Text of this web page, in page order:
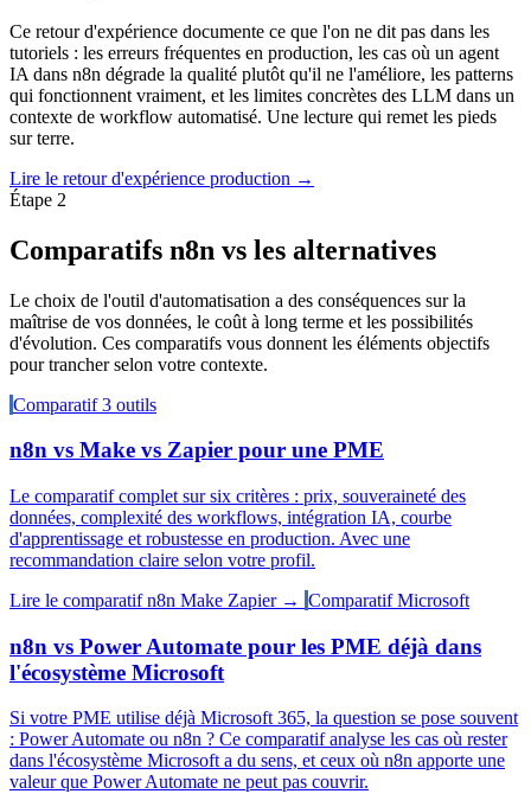
Ce retour d'expérience documente ce que l'on ne dit pas dans les
tutoriels : les erreurs fréquentes en production, les cas où un agent
IA dans n8n dégrade la qualité plutôt qu'il ne l'améliore, les patterns
qui fonctionnent vraiment, et les limites concrètes des LLM dans un
contexte de workflow automatisé. Une lecture qui remet les pieds
sur terre.
Lire le retour d'expérience production →
Étape 2
Comparatifs n8n vs les alternatives
Le choix de l'outil d'automatisation a des conséquences sur la
maîtrise de vos données, le coût à long terme et les possibilités
d'évolution. Ces comparatifs vous donnent les éléments objectifs
pour trancher selon votre contexte.
Comparatif 3 outils
n8n vs Make vs Zapier pour une PME
Le comparatif complet sur six critères : prix, souveraineté des
données, complexité des workflows, intégration IA, courbe
d'apprentissage et robustesse en production. Avec une
recommandation claire selon votre profil.
Lire le comparatif n8n Make Zapier → Comparatif Microsoft
n8n vs Power Automate pour les PME déjà dans
l'écosystème Microsoft
Si votre PME utilise déjà Microsoft 365, la question se pose souvent
: Power Automate ou n8n ? Ce comparatif analyse les cas où rester
dans l'écosystème Microsoft a du sens, et ceux où n8n apporte une
valeur que Power Automate ne peut pas couvrir.